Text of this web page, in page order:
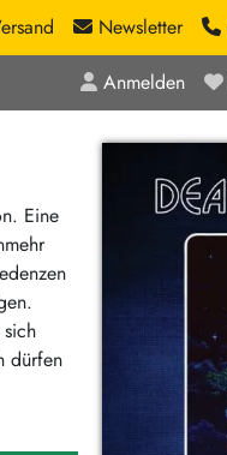
Newsletter
Anmelden
Eine
dürfen